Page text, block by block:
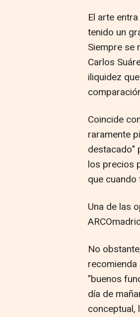
El arte
tenido un
Siempre se
Carlos
iliquidez
Coincide
raramente
destacado"
los precios
que
Una de las
No
"buenos
día de
conceptual,